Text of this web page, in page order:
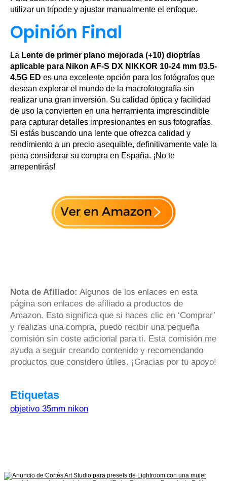
utilizar un trípode y ajustar manualmente el enfoque.
Opinión Final
La Lente de primer plano mejorada (+10) dioptrías
aplicable para Nikon AF-S DX NIKKOR 10-24 mm f/3.5-
4.5G ED es una excelente opción para los fotógrafos que
desean explorar el mundo de la macrofotografía sin
realizar una gran inversión. Su calidad óptica y facilidad
de uso la convierten en una herramienta imprescindible
para capturar detalles impresionantes en sus fotografías.
Si estás buscando una lente que ofrezca calidad y
rendimiento a un precio asequible, definitivamente vale la
pena considerar su compra en España. ¡No te
arrepentirás!
Nota de Afiliado: Algunos de los enlaces en esta
página son enlaces de afiliado a productos de
Amazon. Esto significa que si haces clic en ‘Comprar’
y realizas una compra, puedo recibir una pequeña
comisión sin coste adicional para ti. Esta comisión me
ayuda a seguir creando contenido y recomendando
productos que considero útiles. ¡Gracias por tu apoyo!
Etiquetas
objetivo 35mm nikon